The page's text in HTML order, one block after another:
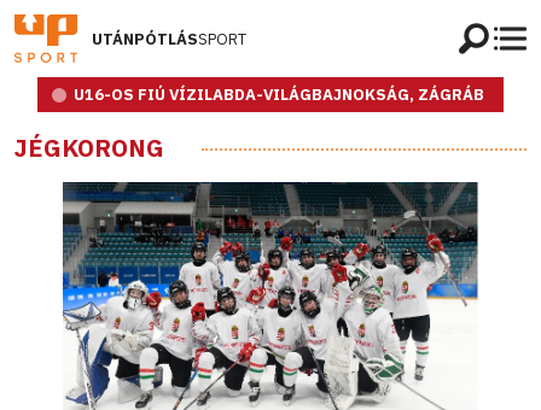
UTÁNPÓTLÁSSPORT
U16-OS FIÚ VÍZILABDA-VILÁGBAJNOKSÁG, ZÁGRÁB
JÉGKORONG